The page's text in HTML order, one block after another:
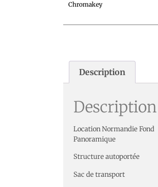
Chromakey
Description
Description
Location Normandie Fond
Panoramique
Structure autoportée
Sac de transport